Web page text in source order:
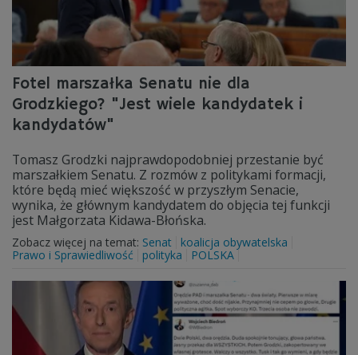
Fotel marszałka Senatu nie dla
Grodzkiego? "Jest wiele kandydatek i
kandydatów"
Tomasz Grodzki najprawdopodobniej przestanie być
marszałkiem Senatu. Z rozmów z politykami formacji,
które będą mieć większość w przyszłym Senacie,
wynika, że głównym kandydatem do objęcia tej funkcji
jest Małgorzata Kidawa-Błońska.
Zobacz więcej na temat: Senat
koalicja obywatelska
Prawo i Sprawiedliwość
polityka POLSKA